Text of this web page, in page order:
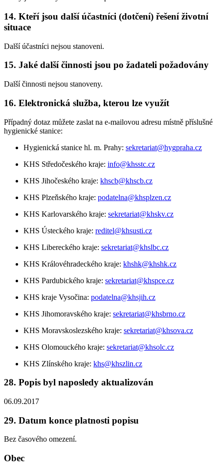
14. Kteří jsou další účastníci (dotčení) řešení životní
situace
Další účastníci nejsou stanoveni.
15. Jaké další činnosti jsou po žadateli požadovány
Další činnosti nejsou stanoveny.
16. Elektronická služba, kterou lze využít
Případný dotaz můžete zaslat na e-mailovou adresu místně příslušné
hygienické stanice:
Hygienická stanice hl. m. Prahy: sekretariat@hygpraha.cz
KHS Středočeského kraje: info@khsstc.cz
KHS Jihočeského kraje: khscb@khscb.cz
KHS Plzeňského kraje: podatelna@khsplzen.cz
KHS Karlovarského kraje: sekretariat@khskv.cz
KHS Ústeckého kraje: reditel@khsusti.cz
KHS Libereckého kraje: sekretariat@khslbc.cz
KHS Královéhradeckého kraje: khshk@khshk.cz
KHS Pardubického kraje: sekretariat@khspce.cz
KHS kraje Vysočina: podatelna@khsjih.cz
KHS Jihomoravského kraje: sekretariat@khsbrno.cz
KHS Moravskoslezského kraje: sekretariat@khsova.cz
KHS Olomouckého kraje: sekretariat@khsolc.cz
KHS Zlínského kraje: khs@khszlin.cz
28. Popis byl naposledy aktualizován
06.09.2017
29. Datum konce platnosti popisu
Bez časového omezení.
Obec